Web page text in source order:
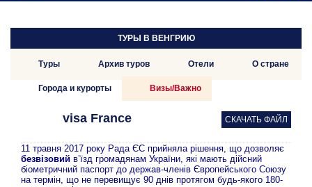
ТУРЫ В ВЕНГРИЮ
Туры Архив туров Отели О стране
Города и курорты Визы/Важно
visa France СКАЧАТЬ ФАЙЛ
11 травня 2017 року Рада ЄС прийняла рішення, що дозволяє
безвізовий в’їзд громадянам України, які мають дійсний
біометричний паспорт до держав-членів Європейського Союзу
на термін, що не перевищує 90 днів протягом будь-якого 180-